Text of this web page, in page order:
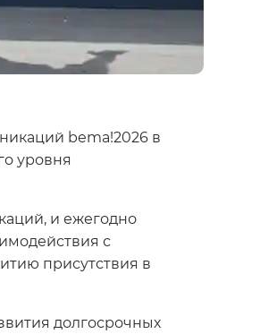
bema!2026 в
уровня
и ежегодно
с
присутствия в
долгосрочных